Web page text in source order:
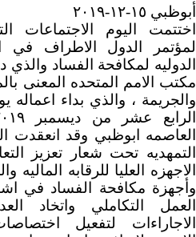
أبوظبي ١٥-١٢-٢٠١٩
اختتمت اليوم الاجتماعات
لمؤتمر الدول الاطراف في
الدوليه لمكافحة الفساد والذي
مكتب الامم المتحده المعنى
والجريمة ، والذي بداء اعماله
العاصمه ابوظبي وقد انعقدت
التمهديه تحت شعار تعزيز
الاجهزه العليا للرقابه الماليه
وأجهزة مكافحة الفساد في
العمل التكاملي واتخاد
الاجاراءات لتفعيل